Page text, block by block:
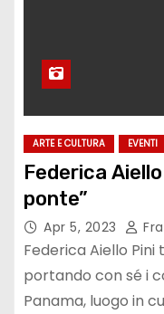
ARTE E CULTURA EVENTI
Federica
ponte”
Apr 5, 2023
Federica Aiello
portando con sé i
Panama, luogo in